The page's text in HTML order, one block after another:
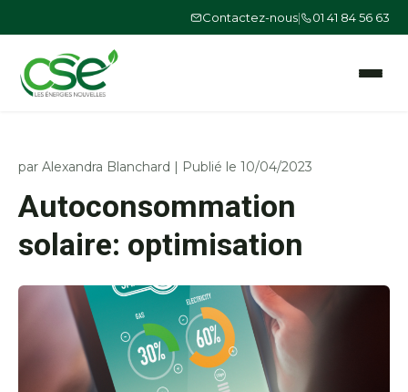
Contactez-nous| 01 41 84 56 63
Ouvrir le
par Alexandra Blanchard | Publié le 10/04/2023
Autoconsommation
solaire: optimisation